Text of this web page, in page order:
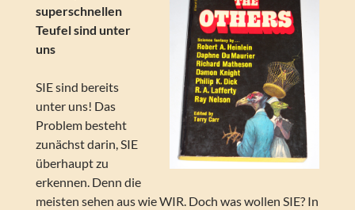
superschnellen
Teufel sind unter
uns
SIE sind bereits
unter uns! Das
Problem besteht
zunächst darin, SIE
überhaupt zu
erkennen. Denn die
meisten sehen aus wie WIR. Doch was wollen SIE? In